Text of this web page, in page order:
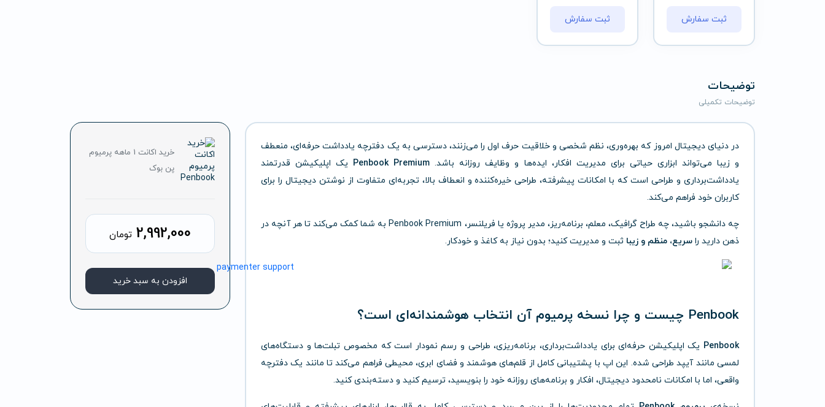
ثبت سفارش ثبت سفارش
توضیحات
توضیحات تکمیلی
در دنیای دیجیتال امروز که بهره‌وری، نظم شخصی و خلاقیت حرف اول را می‌زنند، دسترسی به یک دفترچه یادداشت حرفه‌ای، منعطف
و زیبا می‌تواند ابزاری حیاتی برای مدیریت افکار، ایده‌ها و وظایف روزانه باشد. Penbook Premium یک اپلیکیشن قدرتمند
یادداشت‌برداری و طراحی است که با امکانات پیشرفته، طراحی خیره‌کننده و انعطاف بالا، تجربه‌ای متفاوت از نوشتن دیجیتال را برای
کاربران خود فراهم می‌کند.
چه دانشجو باشید، چه طراح گرافیک، معلم، برنامه‌ریز، مدیر پروژه یا فریلنسر، Penbook Premium به شما کمک می‌کند تا هر آنچه در
ذهن دارید را سریع، منظم و زیبا ثبت و مدیریت کنید؛ بدون نیاز به کاغذ و خودکار.
Penbook چیست و چرا نسخه پرمیوم آن انتخاب هوشمندانه‌ای است؟
Penbook یک اپلیکیشن حرفه‌ای برای یادداشت‌برداری، برنامه‌ریزی، طراحی و رسم نمودار است که مخصوص تبلت‌ها و دستگاه‌های
لمسی مانند آیپد طراحی شده. این اپ با پشتیبانی کامل از قلم‌های هوشمند و فضای ابری، محیطی فراهم می‌کند تا مانند یک دفترچه
واقعی، اما با امکانات نامحدود دیجیتال، افکار و برنامه‌های روزانه خود را بنویسید، ترسیم کنید و دسته‌بندی کنید.
خرید اکانت 1 ماهه پرمیوم
پن بوک
2,992,000 تومان
افزودن به سبد خرید